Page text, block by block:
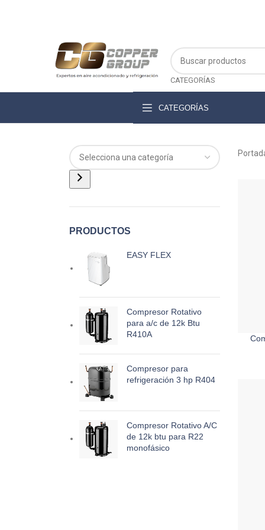
CATEGORÍAS
CATEGORÍAS
PRODUCTOS
EASY FLEX
Compresor Rotativo
para a/c de 12k Btu
R410A
Compresor para
refrigeración 3 hp R404
Compresor Rotativo A/C
de 12k btu para R22
monofásico